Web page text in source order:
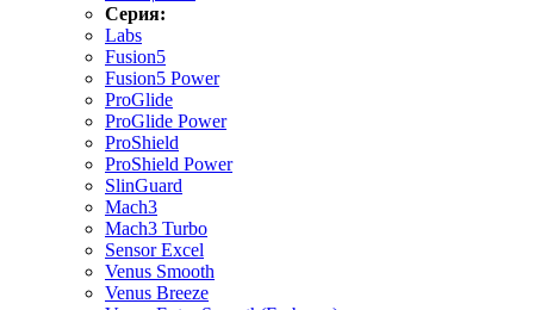
Серия:
Labs
Fusion5
Fusion5 Power
ProGlide
ProGlide Power
ProShield
ProShield Power
SlinGuard
Mach3
Mach3 Turbo
Sensor Excel
Venus Smooth
Venus Breeze